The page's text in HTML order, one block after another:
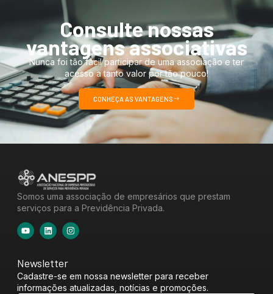
Consulte nossas
vantagens associativas
Nunca foi tão fácil participar de uma associação e ter
acesso a tanto valor por tão pouco!
CONHEÇA AS VANTAGENS
Somos uma associação de empresários que prestam
serviços para a Previdência Privada.
Newsletter
Cadastre-se em nossa newsletter para receber
informações atualizadas, notícias e promoções.